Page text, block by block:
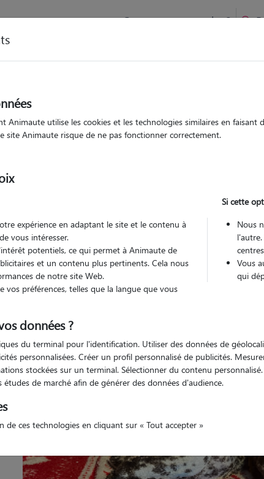
Comment ça marche ?
Emma
chez le Pet Sitter
Pas d'animaux
Animaute utilise les cookies et les technologies similaires en faisant
site Animaute risque de ne pas fonctionner correctement.
expérience en adaptant le site et le contenu à
vous intéresser.
potentiels, ce qui permet à Animaute de
et un contenu plus pertinents. Cela nous
de notre site Web.
vos préférences, telles que la langue que vous
Si cette
Nous
Vous
qui
données ?
du terminal pour l'identification. Utiliser des données de
personnalisées. Créer un profil personnalisé de publicités.
stockées sur un terminal. Sélectionner du contenu
de marché afin de générer des données d'audience.
de ces technologies en cliquant sur « Tout accepter »